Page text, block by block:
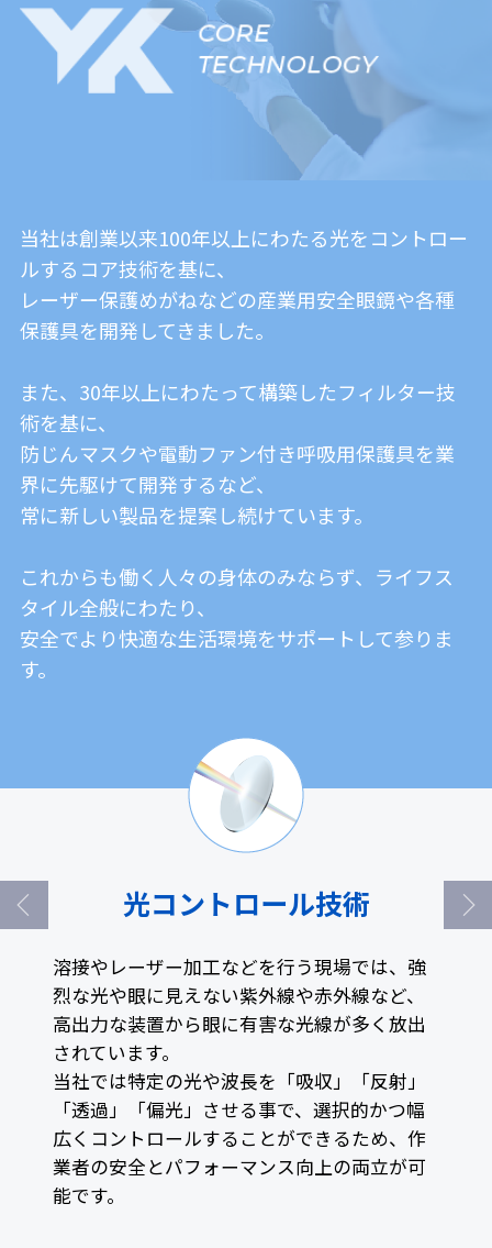
当社は創業以来100年以上にわたる光をコントロー
ルするコア技術を基に、
レーザー保護めがねなどの産業用安全眼鏡や各種
保護具を開発してきました。
また、30年以上にわたって構築したフィルター技
術を基に、
防じんマスクや電動ファン付き呼吸用保護具を業
界に先駆けて開発するなど、
常に新しい製品を提案し続けています。
これからも働く人々の身体のみならず、ライフス
タイル全般にわたり、
安全でより快適な生活環境をサポートして参りま
す。
光コントロール技術
溶接やレーザー加工などを行う現場では、強
烈な光や眼に見えない紫外線や赤外線など、
高出力な装置から眼に有害な光線が多く放出
されています。
当社では特定の光や波長を「吸収」「反射」
「透過」「偏光」させる事で、選択的かつ幅
広くコントロールすることができるため、作
業者の安全とパフォーマンス向上の両立が可
能です。